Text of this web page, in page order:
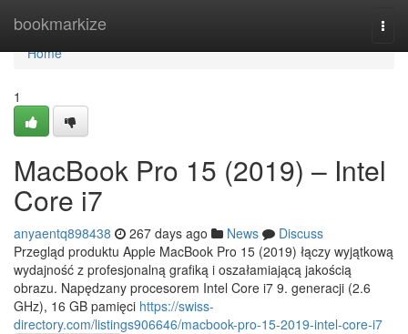
bookmarkize
Home
Home
1
MacBook Pro 15 (2019) – Intel
Core i7
anyaentq898438 267 days ago News
Discuss
Przegląd produktu Apple MacBook Pro 15 (2019) łączy wyjątkową
wydajność z profesjonalną grafiką i oszałamiającą jakością
obrazu. Napędzany procesorem Intel Core i7 9. generacji (2.6
GHz), 16 GB pamięci https://swiss-
directory.com/listings906646/macbook-pro-15-2019-intel-core-i7